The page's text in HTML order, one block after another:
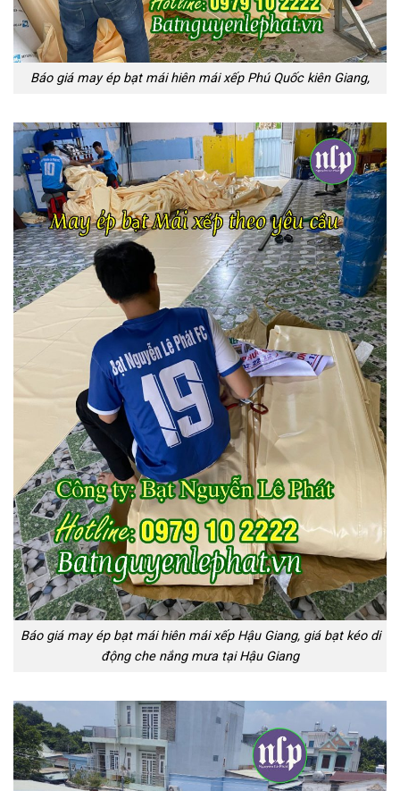
Báo giá may ép bạt mái hiên mái xếp Phú Quốc kiên Giang,
Báo giá may ép bạt mái hiên mái xếp Hậu Giang, giá bạt kéo di
động che nắng mưa tại Hậu Giang